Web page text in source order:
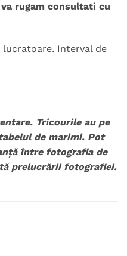
rugam consultati cu
lucratoare. Interval de
Tricourile au pe
de marimi. Pot
între fotografia de
prelucrării fotografiei.